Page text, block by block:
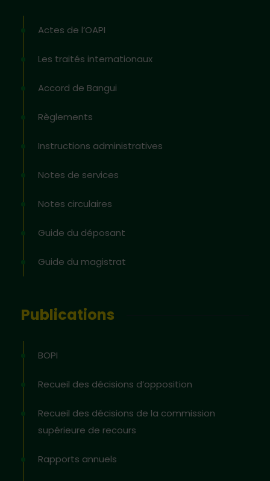
Actes de l’OAPI
Les traités internationaux
Accord de Bangui
Règlements
Instructions administratives
Notes de services
Notes circulaires
Guide du déposant
Guide du magistrat
Publications
BOPI
Recueil des décisions d’opposition
Recueil des décisions de la commission
supérieure de recours
Rapports annuels